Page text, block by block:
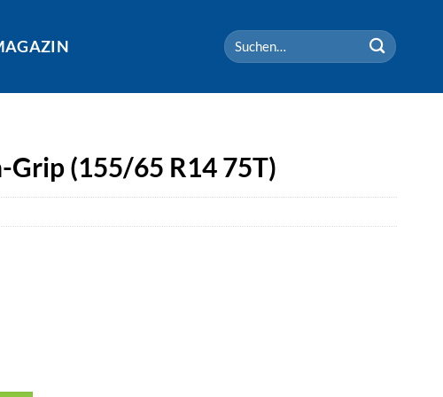
Suchen
nach:
Grip (155/65 R14 75T)